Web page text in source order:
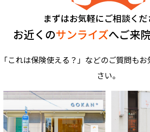
まずはお気軽にご相談くだ
お近くのサンライズへご来
「これは保険使える？」などのご質問も
さい。